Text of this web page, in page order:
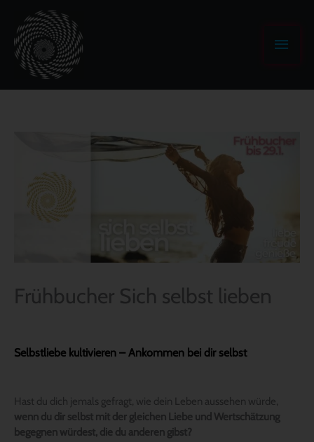
Inhalt
springen
Frühbucher Sich selbst lieben
Selbstliebe kultivieren – Ankommen bei dir selbst
Hast du dich jemals gefragt, wie dein Leben aussehen würde,
wenn du dir selbst mit der gleichen Liebe und Wertschätzung
begegnen würdest, die du anderen gibst?